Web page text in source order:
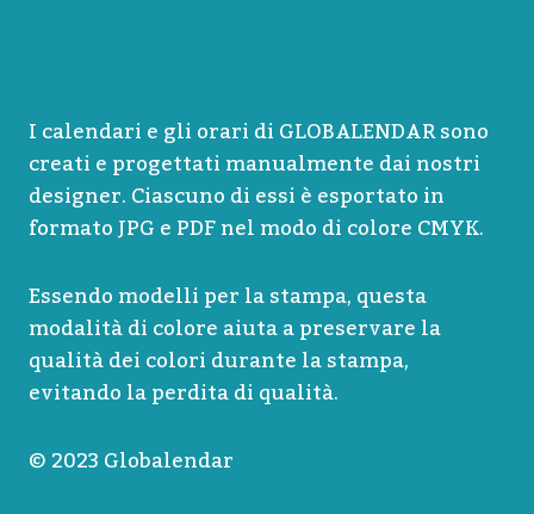
I calendari e gli orari di GLOBALENDAR sono
creati e progettati manualmente dai nostri
designer. Ciascuno di essi è esportato in
formato JPG e PDF nel modo di colore CMYK.
Essendo modelli per la stampa, questa
modalità di colore aiuta a preservare la
qualità dei colori durante la stampa,
evitando la perdita di qualità.
© 2023 Globalendar